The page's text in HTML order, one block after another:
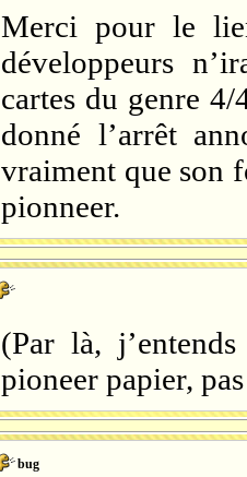
Merci pour le
développeurs
cartes du genre
donné l’arrêt
vraiment que son
pionneer.
(Par là,
pioneer papier,
bug